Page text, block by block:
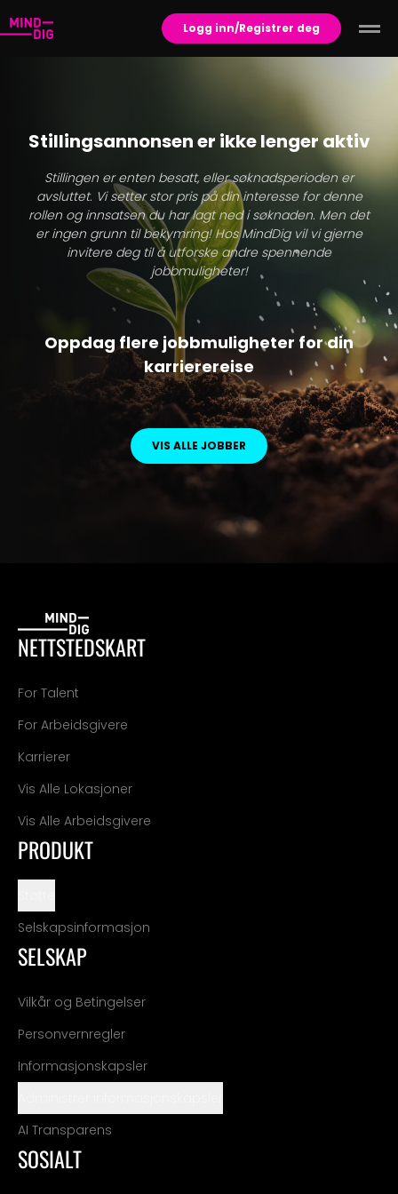
Logg inn/Registrer deg
Stillingsannonsen er ikke lenger aktiv
Stillingen er enten besatt, eller søknadsperioden er
avsluttet. Vi setter stor pris på din interesse for denne
rollen og innsatsen du har lagt ned i søknaden. Men det
er ingen grunn til bekymring! Hos MindDig vil vi gjerne
invitere deg til å utforske andre spennende
jobbmuligheter!
Oppdag flere jobbmuligheter for din
karrierereise
VIS ALLE JOBBER
NETTSTEDSKART
For Talent
For Arbeidsgivere
Karrierer
Vis Alle Lokasjoner
Vis Alle Arbeidsgivere
PRODUKT
Selskapsinformasjon
SELSKAP
Vilkår og Betingelser
Personvernregler
Informasjonskapsler
AI Transparens
SOSIALT